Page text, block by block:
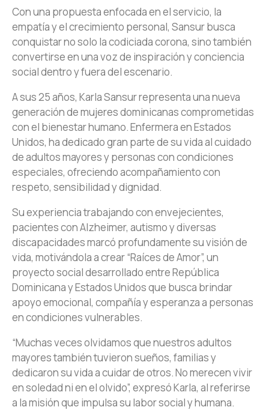
Con una propuesta enfocada en el servicio, la
empatía y el crecimiento personal, Sansur busca
conquistar no solo la codiciada corona, sino también
convertirse en una voz de inspiración y conciencia
social dentro y fuera del escenario.
A sus 25 años, Karla Sansur representa una nueva
generación de mujeres dominicanas comprometidas
con el bienestar humano. Enfermera en Estados
Unidos, ha dedicado gran parte de su vida al cuidado
de adultos mayores y personas con condiciones
especiales, ofreciendo acompañamiento con
respeto, sensibilidad y dignidad.
Su experiencia trabajando con envejecientes,
pacientes con Alzheimer, autismo y diversas
discapacidades marcó profundamente su visión de
vida, motivándola a crear “Raíces de Amor”, un
proyecto social desarrollado entre República
Dominicana y Estados Unidos que busca brindar
apoyo emocional, compañía y esperanza a personas
en condiciones vulnerables.
“Muchas veces olvidamos que nuestros adultos
mayores también tuvieron sueños, familias y
dedicaron su vida a cuidar de otros. No merecen vivir
en soledad ni en el olvido”, expresó Karla, al referirse
a la misión que impulsa su labor social y humana.